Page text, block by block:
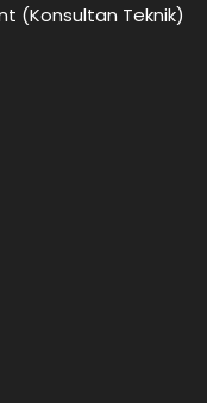
(Konsultan Teknik)